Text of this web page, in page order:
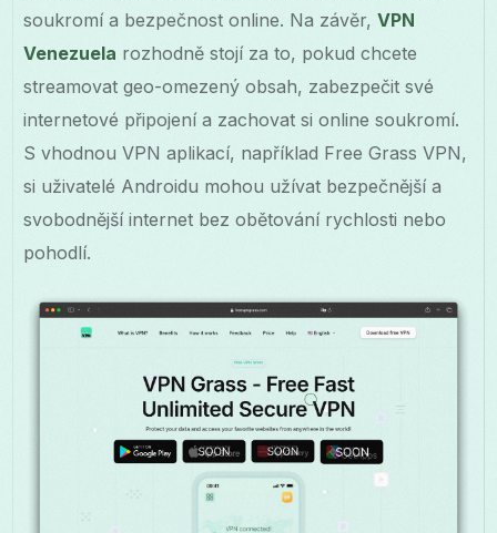
soukromí a bezpečnost online. Na závěr,VPN
Venezuela rozhodně stojí za to, pokud chcete
streamovat geo-omezený obsah, zabezpečit své
internetové připojení a zachovat si online soukromí.
S vhodnou VPN aplikací, například Free Grass VPN,
si uživatelé Androidu mohou užívat bezpečnější a
svobodnější internet bez obětování rychlosti nebo
pohodlí.